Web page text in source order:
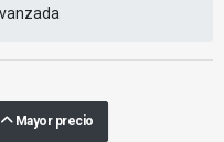
Mayor precio